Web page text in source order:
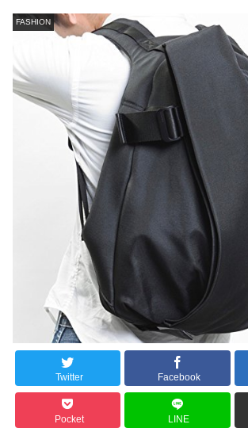
FASHION
Twitter Facebook
Pocket LINE